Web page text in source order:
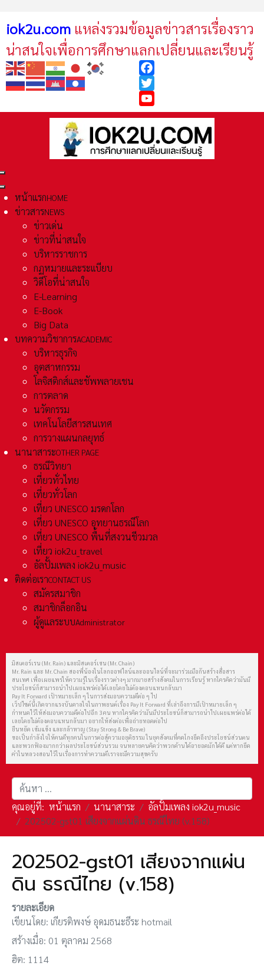
iok2u.com แหล่งรวมข้อมูลข่าวสารเรื่องราว
น่าสนใจเพื่อการศึกษาแลกเปลี่ยนและเรียนรู้
Facebook
Twitter
YouTube
หน้าแรกHOME
ข่าวสารNEWS
ข่าวเด่น
ข่าวที่น่าสนใจ
บริหารราชการ
กฏหมายและระเเบียบ
วิดีโอที่น่าสนใจ
E-Learning
E-Book
Big Data
บทความวิชาการACADEMIC
บริหารธุรกิจ
อุตสาหกรรม
โลจิสติกส์และชัพพลายเชน
การตลาด
นวัตกรรม
เทคโนโลยีสารสนเทศ
การวางแผนกลยุทธ์
นานาสาระOTHER PAGE
ธรณีวิทยา
เที่ยวทั่วไทย
เที่ยวทั่วโลก
เที่ยว UNESCO มรดกโลก
เที่ยว UNESCO อุทยานธรณีโลก
เที่ยว UNESCO พื้นที่สงวนชีวมวล
เที่ยว iok2u_travel
อัลปั้มเพลง iok2u_music
ติดต่อเราCONTACT US
สมัครสมาชิก
สมาชิกล็อกอิน
ผู้ดูแลระบบAdministrator
มิสเตอร์เรน (Mr. Rain) และมิสเตอร์เชน (Mr. Chain)
Mr. Rain และ Mr. Chain สองพี่น้องในโลกออฟไลน์และออนไลน์ที่จะมาร่วมมือกันสร้างสื่อสาร
สนเทศ เพื่อเผยแพร่ให้ความรู้ในเรื่องราวต่างๆ มากมายสร้างสังคมในการเรียนรู้ หากใครคิดว่ามันมี
ประโยชน์ก็สามารถนำไปเผยแพร่ต่อได้เลยโดยไม่ต้องตอบแทนกลับมา
Pay It Forward เป้าหมายเล็ก ๆ ในการส่งมอบความดีต่อ ๆ ไป
เว็ปไซต์นี้เกิดจากแรงบันดาลใจในภาพยนต์เรื่อง Pay It Forward ที่เล่าถึงการมีเป้าหมายเล็ก ๆ
กำหนดไว้ให้ส่งมอบความดีต่อไปอีก 3 คน หากใครคิดว่ามันมีประโยชน์ก็สามารถนำไปเผยแพร่ต่อได้
เลยโดยไม่ต้องตอบแทนกลับมา อยากให้ส่งต่อเพื่อถ่ายทอดต่อไป
ยืนหยัด เข้มแข็ง และกล้าหาญ (Stay Strong & Be Brave)
ขอเป็นกำลังใจให้คนดีทุกคนในการต่อสู้ความอยุติธรรม ในยุคสังคมที่คดโกงยึดถึงประโยชน์ส่วนตน
และพวกฟ้องมากกว่าผลประโยชน์ส่วนรวม จนหลายคนคิดว่าพวกด้านได้อายอดมักได้ดี แต่หากยึด
คำในหลวงสอนไว้ในเรื่องการทำความดีเราจะมีความสุขครับ
การค้นหา
คุณอยู่ที่: หน้าแรก นานาสาระ
อัลปั้มเพลง iok2u_music
202502-gst01 เสียงจากแผ่นดิน ธรณีไทย (v.158)
202502-gst01 เสียงจากแผ่น
ดิน ธรณีไทย (v.158)
รายละเอียด
เขียนโดย: เกียรติพงษ์ อุดมธนะธีระ hotmail
สร้างเมื่อ: 01 ตุลาคม 2568
ฮิต: 1114